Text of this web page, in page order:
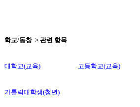
학교/동창 > 관련 항목
대학교(교육) 고등학교(교육)
가톨릭대학생(청년)